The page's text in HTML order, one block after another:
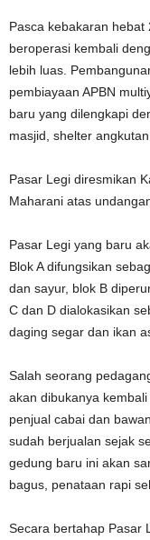
Pasca kebakaran
beroperasi kembali
lebih luas.
pembiayaan APBN
baru yang dilengkapi
masjid, shelter
Pasar Legi diresmikan
Maharani atas
Pasar Legi yang baru
Blok A difungsikan
dan sayur, blok B
C dan D dialokasikan
daging segar dan ikan
Salah seorang
akan dibukanya
penjual cabai dan
sudah berjualan sejak
gedung baru ini akan
bagus, penataan rapi
Secara bertahap Pasar